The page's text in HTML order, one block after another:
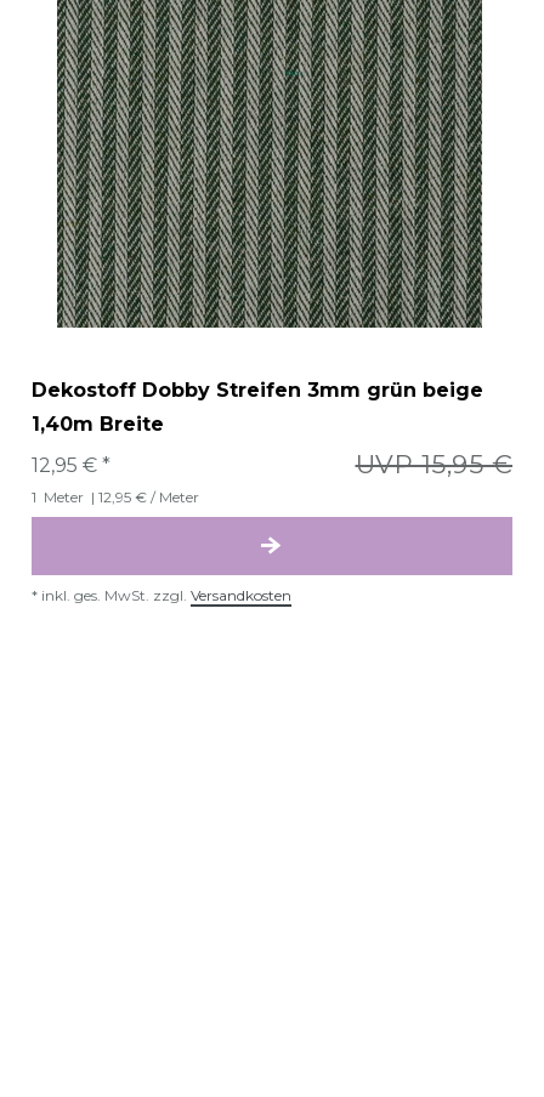
Dekostoff Dobby Streifen 3mm grün beige
1,40m Breite
UVP 15,95 €
12,95 € *
1 Meter | 12,95 € / Meter
* inkl. ges. MwSt. zzgl. Versandkosten